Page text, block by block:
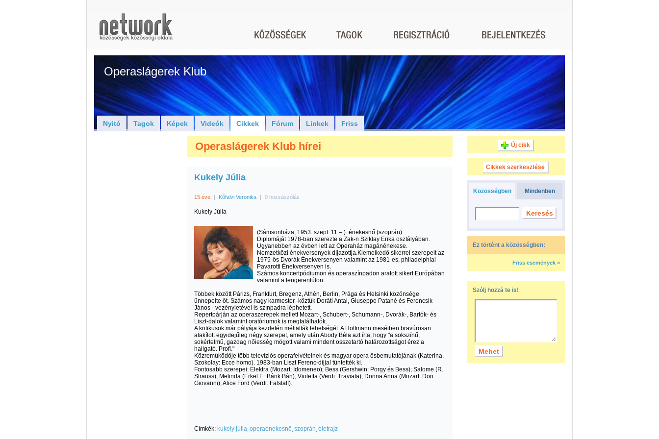
Operaslágerek Klub
Nyitó Tagok Képek Videók Cikkek Fórum Linkek Friss
Operaslágerek Klub hírei
Kukely Júlia
15 éve | Kőfalvi Veronika | 0 hozzászólás
Kukely Júlia
(Sámsonháza, 1953. szept. 11.– ): énekesnő (szoprán).
Diplomáját 1978-ban szerezte a Zak-n Sziklay Erika osztályában.
Ugyanebben az évben lett az Operaház magánénekese.
Nemzetközi énekversenyek díjazottja.Kiemelkedő sikerrel szerepelt az
1975-ös Dvorák Énekversenyen valamint az 1981-es, philadelphiai
Pavarotti Énekversenyen is.
Számos koncertpódiumon és operaszínpadon aratott sikert Európában
valamint a tengerentúlon.
Többek között Párizs, Frankfurt, Bregenz, Athén, Berlin, Prága és Helsinki közönsége
ünnepelte őt. Számos nagy karmester -köztük Doráti Antal, Giuseppe Patané és Ferencsik
János - vezényletével is színpadra léphetett.
Repertoárján az operaszerepek mellett Mozart-, Schubert-, Schumann-, Dvorák-, Bartók- és
Liszt-dalok valamint oratóriumok is megtalálhatók.
A kritikusok már pályája kezdetén méltatták tehetségét. A Hoffmann meséiben bravúrosan
alakított egyidejűleg négy szerepet, amely után Abody Béla azt írta, hogy "a sokszínű,
sokértelmű, gazdag nőiesség mögött valami mindent összetartó határozottságot érez a
hallgató. Profi."
Közreműködője több televíziós operafelvételnek és magyar opera ősbemutatójának (Katerina,
Szokolay: Ecce homo). 1983-ban Liszt Ferenc-díjjal tüntették ki.
Fontosabb szerepei: Elektra (Mozart: Idomeneo); Bess (Gershwin: Porgy és Bess); Salome (R.
Strauss); Melinda (Erkel F.: Bánk Bán); Violetta (Verdi: Traviata); Donna Anna (Mozart: Don
Giovanni); Alice Ford (Verdi: Falstaff).
Címkék: kukely júlia operaénekesnő szoprán életrajz
Új cikk
Cikkek szerkesztése
Közösségben Mindenben
Ez történt a közösségben:
Friss események »
Szólj hozzá te is!